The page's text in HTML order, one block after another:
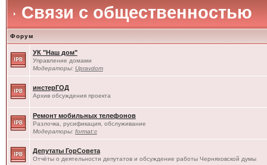
Связи с общественностью
Форум
УК "Наш дом"
Управление домами
Модераторы: Upravdom
инстерГОД
Архив обсуждения проекта
Ремонт мобильных телефонов
Разлочка, русификация, обслуживание
Модераторы: format:c
Депутаты ГорСовета
Отчёты о деятельности депутатов и обсуждение работы Черняховской думы